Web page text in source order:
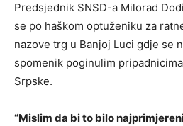
Predsjednik SNSD-a Milorad
se po haškom optuženiku za
nazove trg u Banjoj Luci gdje se
spomenik poginulim
Srpske.
“Mislim da bi to bilo